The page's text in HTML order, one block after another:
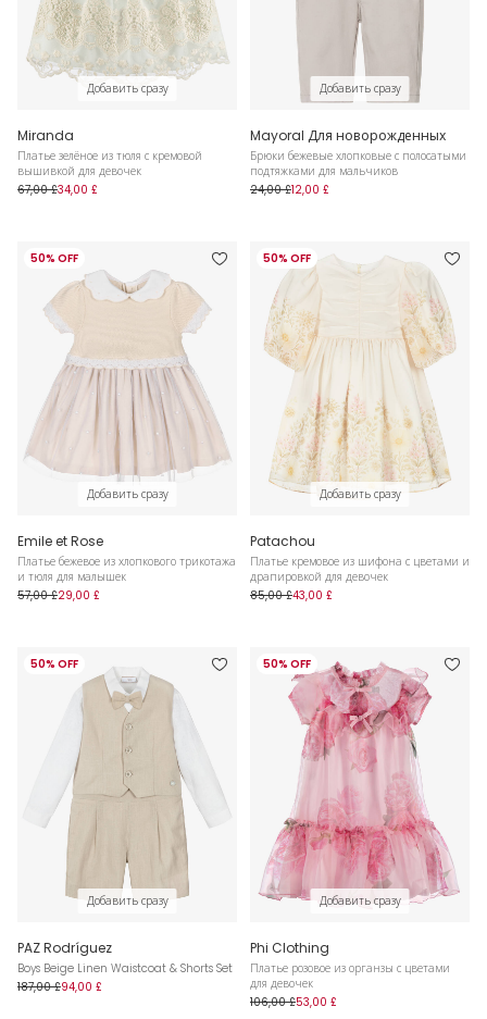
Добавить сразу
Miranda
Платье зелёное из тюля с кремовой
вышивкой для девочек
67,00 £34,00 £
Добавить сразу
Mayoral Для новорожденных
Брюки бежевые хлопковые с полосатыми
подтяжками для мальчиков
24,00 £12,00 £
50% OFF
Добавить сразу
Emile et Rose
Платье бежевое из хлопкового трикотажа
и тюля для малышек
57,00 £29,00 £
50% OFF
Добавить сразу
Patachou
Платье кремовое из шифона с цветами и
драпировкой для девочек
85,00 £43,00 £
50% OFF
Добавить сразу
PAZ Rodríguez
Boys Beige Linen Waistcoat & Shorts Set
187,00 £94,00 £
50% OFF
Добавить сразу
Phi Clothing
Платье розовое из органзы с цветами
для девочек
106,00 £53,00 £